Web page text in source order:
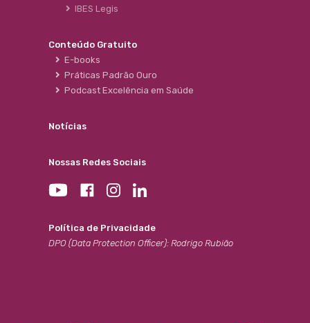
IBES Legis
Conteúdo Gratuito
E-books
Práticas Padrão Ouro
Podcast Excelência em Saúde
Notícias
Nossas Redes Sociais
Política de Privacidade
DPO (Data Protection Officer): Rodrigo Rubião